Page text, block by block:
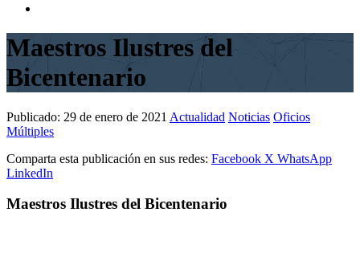
Maestros Ilustres del
Bicentenario
Publicado: 29 de enero de 2021 Actualidad Noticias Oficios
Múltiples
Comparta esta publicación en sus redes: Facebook X WhatsApp
LinkedIn
Maestros Ilustres del Bicentenario